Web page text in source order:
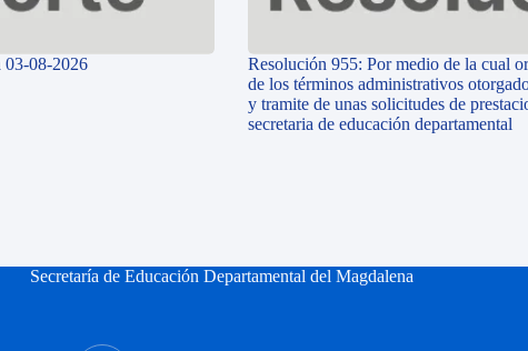
03-08-2026
Resolución 955: Por medio de la cual
de los términos administrativos
y tramite de unas solicitudes de
secretaria de educación departamental
Secretaría de Educación Departamental del Magdalena